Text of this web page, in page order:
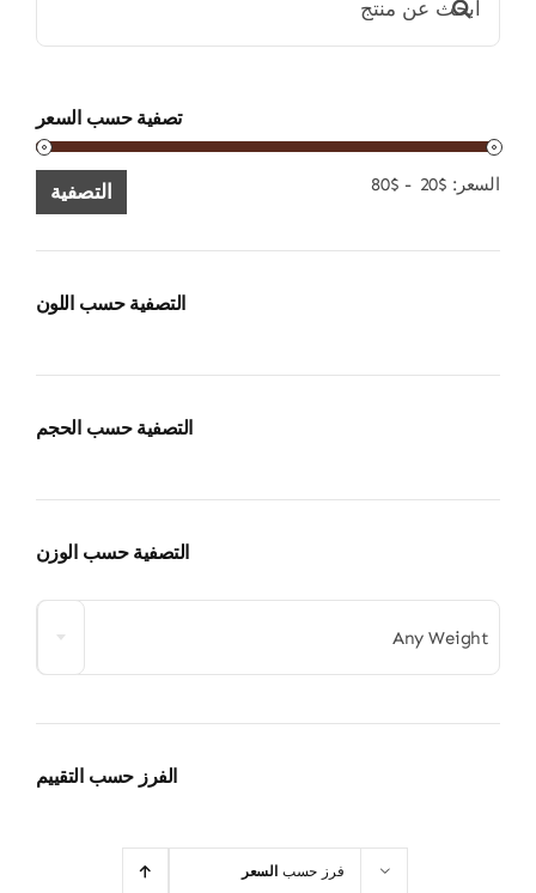
عن:
تصفية حسب السعر
الحد
للسعر
الحد
للسعر
التصفية السعر: $20
-
$80
التصفية حسب اللون
التصفية حسب الحجم
التصفية حسب الوزن
Any Weight
الفرز حسب التقييم
فرز حسبالسعر